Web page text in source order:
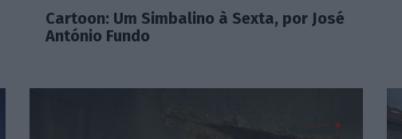
Cartoon: Um Simbalino à Sexta, por José
António Fundo